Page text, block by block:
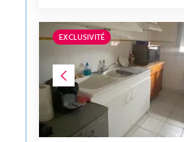
EXCLUSIVITÉ